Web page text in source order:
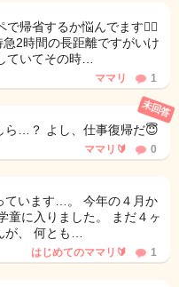
帰省するか悩んでます😵‍💫
2時間の長距離ですがいけ
ていてその時…
ママリ 1
ら…？ よし、仕事復帰だ😇
未回答
ママリ🔰 0
ています…。 今年の４月か
童に入りました。 まだ４ヶ
が、 何とも…
はじめてのママリ🔰 1